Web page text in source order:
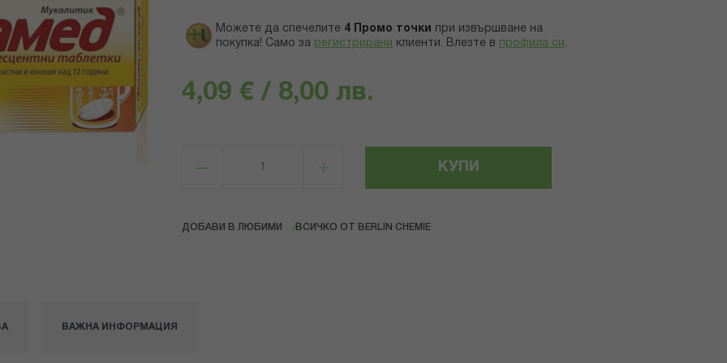
Можете да спечелите 4 Промо точки
при извършване на
покупка! Само за регистрирани клиенти. Влезте в профила си .
4,09 € / 8,00 лв.
КУПИ
ДОБАВИ В ЛЮБИМИ ВСИЧКО ОТ BERLIN CHEMIE
ВАЖНА ИНФОРМАЦИЯ